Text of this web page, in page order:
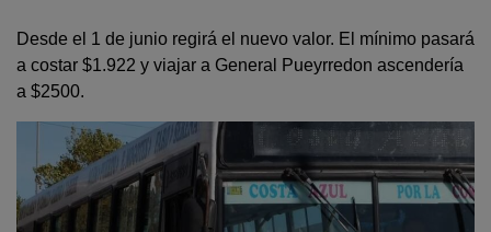
Desde el 1 de junio regirá el nuevo valor. El mínimo pasará
a costar $1.922 y viajar a General Pueyrredon ascendería
a $2500.